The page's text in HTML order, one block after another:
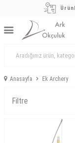
Anasayfa Ek Archery
Filtre